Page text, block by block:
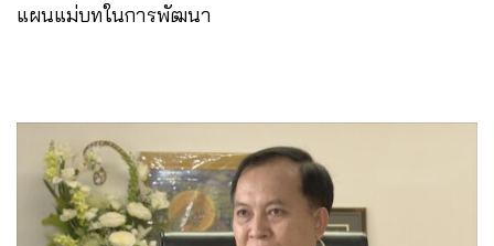
แผนแม่บทในการพัฒนา